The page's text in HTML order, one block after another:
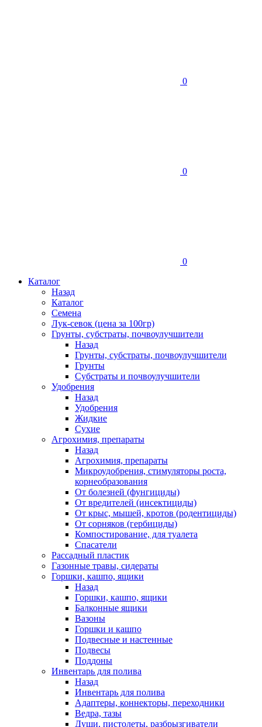
0
0
0
Каталог
Назад
Каталог
Семена
Лук-севок (цена за 100гр)
Грунты, субстраты, почвоулучшители
Назад
Грунты, субстраты, почвоулучшители
Грунты
Субстраты и почвоулучшители
Удобрения
Назад
Удобрения
Жидкие
Сухие
Агрохимия, препараты
Назад
Агрохимия, препараты
Микроудобрения, стимуляторы роста,
корнеобразования
От болезней (фунгициды)
От вредителей (инсектициды)
От крыс, мышей, кротов (родентициды)
От сорняков (гербициды)
Компостирование, для туалета
Спасатели
Рассадный пластик
Газонные травы, сидераты
Горшки, кашпо, ящики
Назад
Горшки, кашпо, ящики
Балконные ящики
Вазоны
Горшки и кашпо
Подвесные и настенные
Подвесы
Поддоны
Инвентарь для полива
Назад
Инвентарь для полива
Адаптеры, коннекторы, переходники
Ведра, тазы
Души, пистолеты, разбрызгиватели